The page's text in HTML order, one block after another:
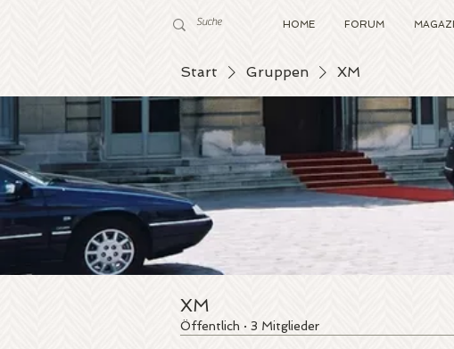
HOME FORUM
Start Gruppen XM
XM
Öffentlich · 3 Mitglieder